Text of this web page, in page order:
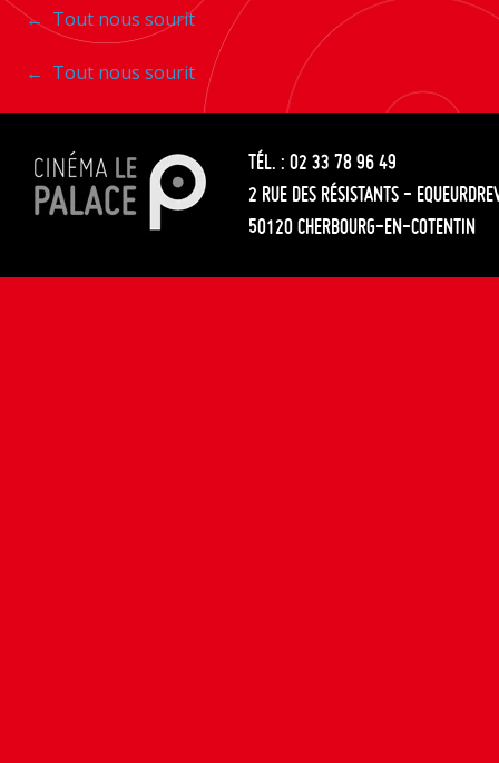
Navigation
entre
les
articles
← Tout nous sourit
Navigation
entre
les
articles
← Tout nous sourit
TÉL. : 02 33 78 96 49
2 RUE DES RÉSISTANTS -
50120 CHERBOURG-EN-COTENTIN